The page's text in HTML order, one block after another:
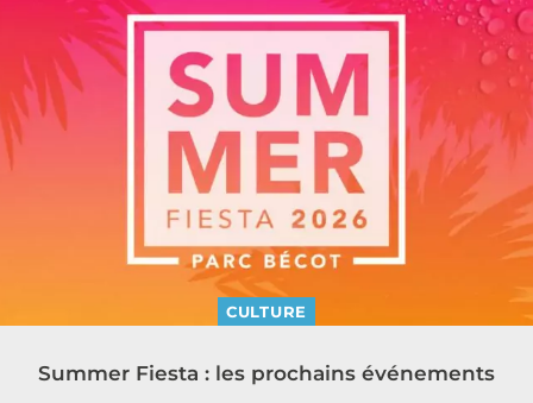
CULTURE
Summer Fiesta : les prochains événements